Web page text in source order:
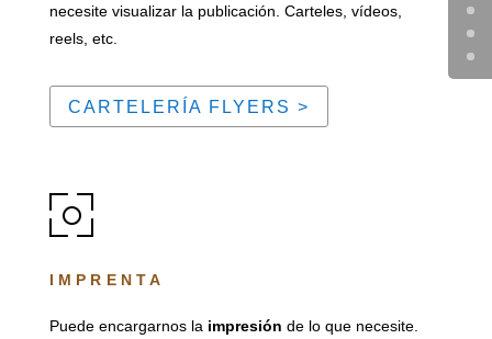
necesite visualizar la publicación. Carteles, vídeos,
reels, etc.
CARTELERÍA FLYERS >
IMPRENTA
Puede encargarnos la impresión de lo que necesite.